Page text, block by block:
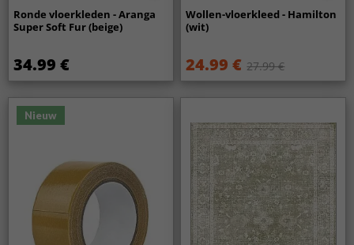
Ronde vloerkleden - Aranga
Super Soft Fur (beige)
34.99 €
Wollen-vloerkleed - Hamilton
(wit)
24.99 € 27.99 €
Nieuw